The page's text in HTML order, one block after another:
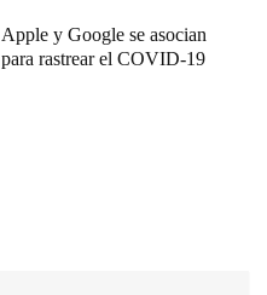
Apple y Google se asocian
para rastrear el COVID-19